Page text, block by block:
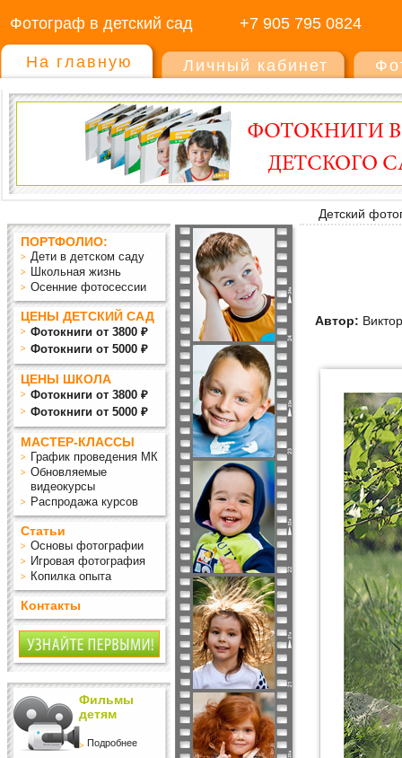
Фотограф в детский сад +7 905 795 0824
На главную Личный кабинет
Детский
ПОРТФОЛИО:
Дети в детском саду
Школьная жизнь
Осенние фотосессии
ЦЕНЫ ДЕТСКИЙ САД
Фотокниги от 3800 ₽
Фотокниги от 5000 ₽
ЦЕНЫ ШКОЛА
Фотокниги от 3800 ₽
Фотокниги от 5000 ₽
МАСТЕР-КЛАССЫ
График проведения МК
Обновляемые
видеокурсы
Распродажа курсов
Статьи
Основы фотографии
Игровая фотография
Копилка опыта
Контакты
Фильмы
детям
Подробнее
Автор: